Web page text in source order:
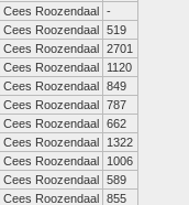
Cees Roozendaal -
Cees Roozendaal 519
Cees Roozendaal 2701
Cees Roozendaal
1120
Cees Roozendaal 849
Cees Roozendaal 787
Cees Roozendaal 662
Cees Roozendaal
1322
Cees Roozendaal
1006
Cees Roozendaal 589
Cees Roozendaal 855